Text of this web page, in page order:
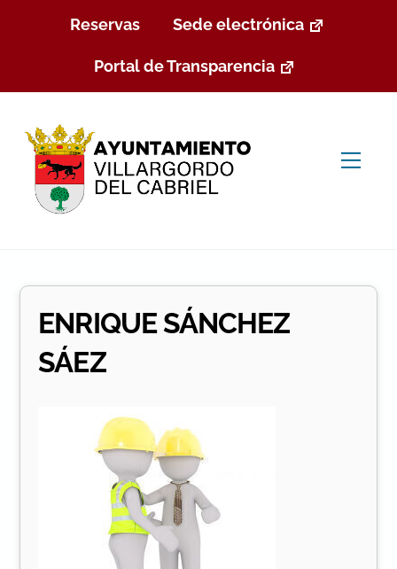
Reservas Sede electrónica
Portal de Transparencia
ENRIQUE SÁNCHEZ
SÁEZ